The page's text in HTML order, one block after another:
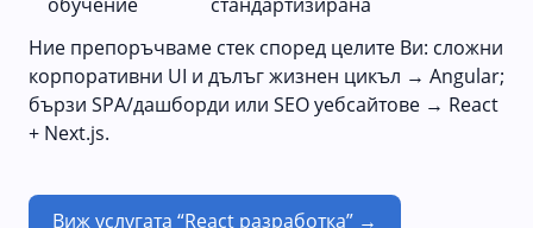
Ние препоръчваме стек според целите Ви: сложни
корпоративни UI и дълъг жизнен цикъл → Angular;
бързи SPA/дашборди или SEO уебсайтове → React
+ Next.js.
Виж услугата “React разработка” →